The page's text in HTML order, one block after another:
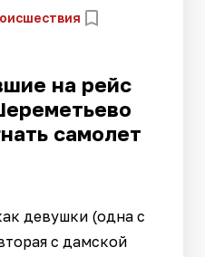
на рейс
самолет
девушки (одна с
с дамской